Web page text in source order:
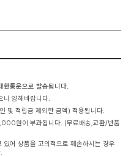
통운으로 발송됩니다.
니 양해바랍니다.
및 적립금 제외한 금액) 적용됩니다.
원이 부과됩니다. (무료배송,교환/반품
어 상품을 고의적으로 훼손하시는 경우